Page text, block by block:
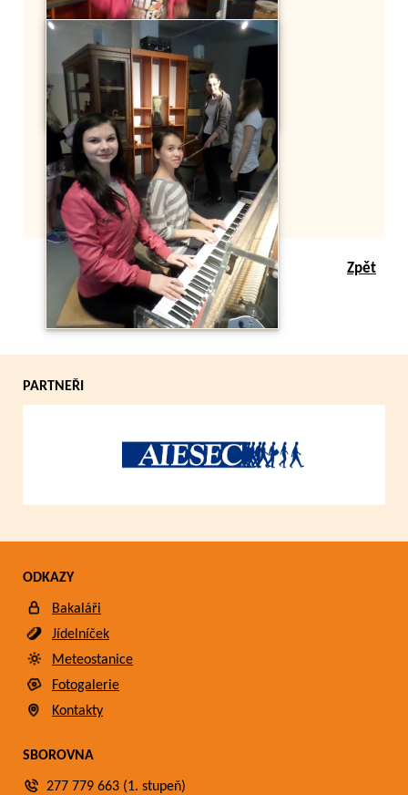
Zpět
PARTNEŘI
ODKAZY
Bakaláři
Jídelníček
Meteostanice
Fotogalerie
Kontakty
SBOROVNA
277 779 663 (1. stupeň)